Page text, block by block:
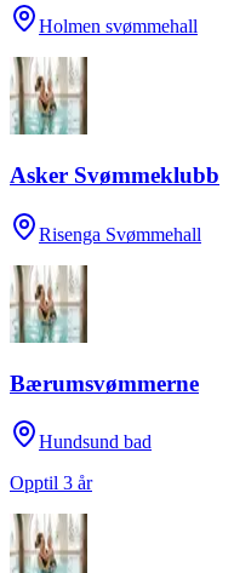
Holmen svømmehall
Asker Svømmeklubb
Risenga Svømmehall
Bærumsvømmerne
Hundsund bad
Opptil 3 år